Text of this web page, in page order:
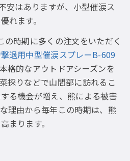
安はありますが、小型催涙ス
れます。
時期に多くの注文をいただく
退用中型催涙スプレーB-609
格的なアウトドアシーズンを
採りなどで山間部に訪れるこ
る機会が増え、熊による被害
理由から毎年この時期は、熊
まります。